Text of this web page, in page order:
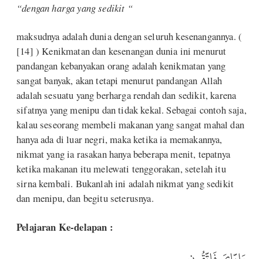
“dengan harga yang sedikit “
maksudnya adalah dunia dengan seluruh kesenangannya. (
[14] ) Kenikmatan dan kesenangan dunia ini menurut
pandangan kebanyakan orang adalah kenikmatan yang
sangat banyak, akan tetapi menurut pandangan Allah
adalah sesuatu yang berharga rendah dan sedikit, karena
sifatnya yang menipu dan tidak kekal. Sebagai contoh saja,
kalau seseorang membeli makanan yang sangat mahal dan
hanya ada di luar negri, maka ketika ia memakannya,
nikmat yang ia rasakan hanya beberapa menit, tepatnya
ketika makanan itu melewati tenggorakan, setelah itu
sirna kembali. Bukanlah ini adalah nikmat yang sedikit
dan menipu, dan begitu seterusnya.
Pelajaran Ke-delapan :